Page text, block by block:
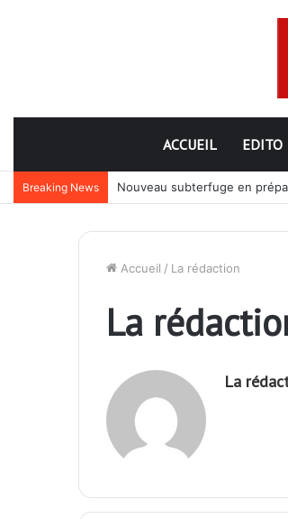
ACCUEIL EDITO
Breaking News Nouveau subterfuge en
Accueil / La rédaction
La
La